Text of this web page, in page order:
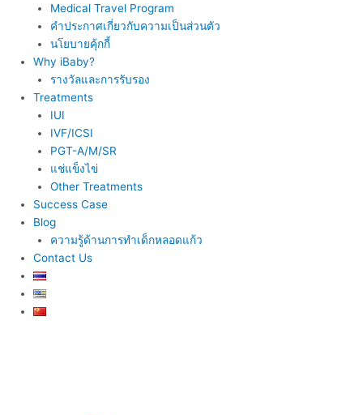
Medical Travel Program
คำประกาศเกี่ยวกับความเป็นส่วนตัว
นโยบายคุ้กกี้
Why iBaby?
รางวัลและการรับรอง
Treatments
IUI
IVF/ICSI
PGT-A/M/SR
แช่แข็งไข่
Other Treatments
Success Case
Blog
ความรู้ด้านการทำเด็กหลอดแก้ว
Contact Us